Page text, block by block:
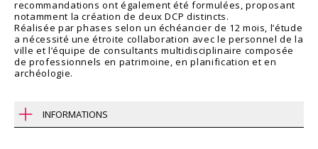
recommandations ont également été formulées, proposant
notamment la création de deux DCP distincts.
Réalisée par phases selon un échéancier de 12 mois, l’étude
a nécessité une étroite collaboration avec le personnel de la
ville et l’équipe de consultants multidisciplinaire composée
de professionnels en patrimoine, en planification et en
archéologie.
INFORMATIONS